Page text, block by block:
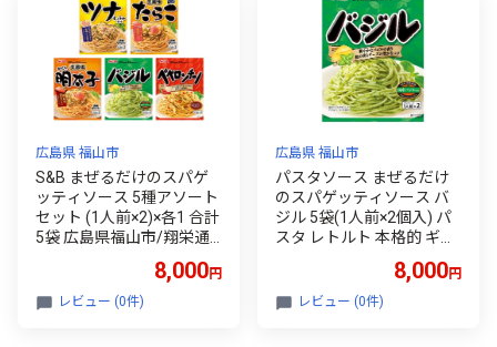
広島県 福山市
S&B まぜるだけのスパゲ
ッティソース 5種アソート
セット (1人前×2)×各1 合計
5袋 広島県福山市/翔栄通
トルト ギフト 和風 S&B [B
AFX013]
8,000円
レビュー (0件)
広島県 福山市
パスタソース まぜるだけ
のスパゲッティソース バ
ジル 5袋(1人前×2個入) パ
スタ レトルト 本格的 ギフ
しい グルメ お取り寄せ 贈
り物 プレゼント セット 簡
8,000円
レビュー (0件)